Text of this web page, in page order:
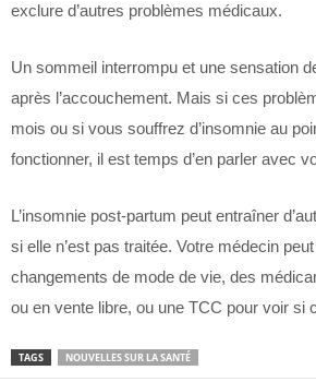
exclure d’autres problèmes médicaux.
Un sommeil interrompu et une sensation
après l’accouchement. Mais si ces
mois ou si vous souffrez d’insomnie au
fonctionner, il est temps d’en parler avec
L’insomnie post-partum peut entraîner
si elle n’est pas traitée. Votre médecin
changements de mode de vie, des
ou en vente libre, ou une TCC pour voir si
TAGS NOUVELLES SUR LA SANTÉ